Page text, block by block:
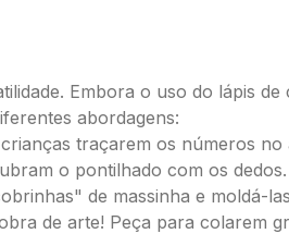
Embora o uso do lápis
abordagens:
traçarem os números
o pontilhado com os
de massinha e moldá-
de arte! Peça para colarem